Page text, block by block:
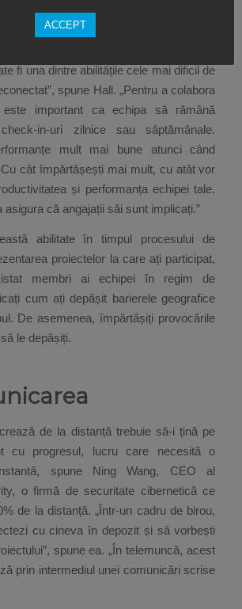
de muncă și cu șeful, astfel încât să
cu aceștia.
fi una dintre abilitățile cele mai dificil de
spune Hall. „Pentru a colabora
important ca echipa să rămână
in-uri zilnice sau săptămânale.
mult mai bune atunci când
cât împărtășești mai mult, cu atât vor
și performanța echipei tale.
asigura că angajații săi sunt implicați.”
abilitate în timpul procesului de
proiectelor la care ați participat,
membri ai echipei în regim de
cum ați depășit barierele geografice
De asemenea, împărtășiți provocările
le depășiți.
de la distanță trebuie să-i țină pe
cu progresul, lucru care necesită o
spune Ning Wang, CEO al
o firmă de securitate cibernetică ce
de la distanță. „Într-un cadru de birou,
cu cineva în depozit și să vorbești
spune ea. „În telemuncă, acest
prin intermediul unei comunicări scrise
ACCEPT